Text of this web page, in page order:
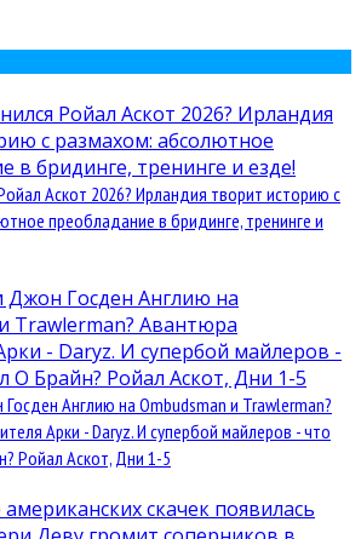
Аскот 2026? Ирландия творит историю с
преобладание в бридинге, тренинге и
Англию на Ombudsman и Trawlerman?
Арки - Daryz. И супербой майлеров - что
Ройал Аскот, Дни 1-5